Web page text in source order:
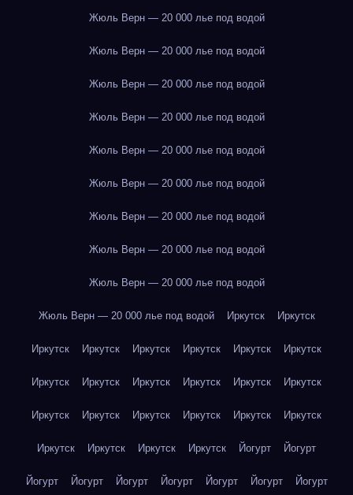
Жюль Верн — 20 000 лье под водой
Жюль Верн — 20 000 лье под водой
Жюль Верн — 20 000 лье под водой
Жюль Верн — 20 000 лье под водой
Жюль Верн — 20 000 лье под водой
Жюль Верн — 20 000 лье под водой
Жюль Верн — 20 000 лье под водой
Жюль Верн — 20 000 лье под водой
Жюль Верн — 20 000 лье под водой
Жюль Верн — 20 000 лье под водой Иркутск Иркутск
Иркутск Иркутск Иркутск Иркутск Иркутск Иркутск
Иркутск Иркутск Иркутск Иркутск Иркутск Иркутск
Иркутск Иркутск Иркутск Иркутск Иркутск Иркутск
Иркутск Иркутск Иркутск Иркутск Йогурт Йогурт
Йогурт Йогурт Йогурт Йогурт Йогурт Йогурт Йогурт